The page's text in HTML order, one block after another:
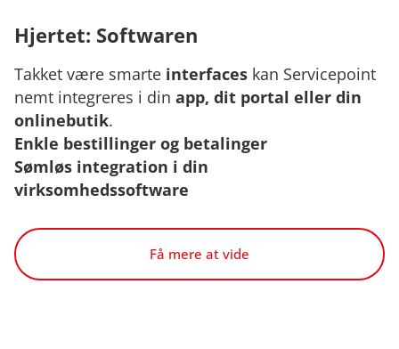
Hjertet: Softwaren
Takket være smarte interfaces kan Servicepoint
nemt integreres i din app, dit portal eller din
onlinebutik.
Enkle bestillinger og betalinger
Sømløs integration i din
virksomhedssoftware
Få mere at vide